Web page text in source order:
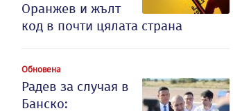
Оранжев и жълт
код в почти цялата страна
Обновена
Радев за случая в
Банско: